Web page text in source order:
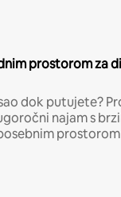
prostorom za
dok putujete?
najam s
prostorom